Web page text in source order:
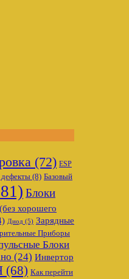
(72) ESP
дефекты(8) Базовый
Блоки
хорошего
Диод (5) Зарядные
Приборы
Блоки
(24) Инвертор
(68) Как перейти